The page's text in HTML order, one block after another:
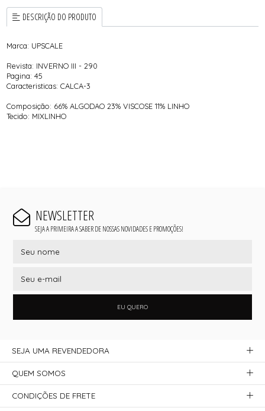
DESCRIÇÃO DO PRODUTO
Marca: UPSCALE
Revista: INVERNO III - 290
Pagina: 45
Caracteristicas: CALCA-3
Composição: 66% ALGODAO 23% VISCOSE 11% LINHO
Tecido: MIXLINHO
NEWSLETTER
SEJA A PRIMEIRA A SABER DE NOSSAS NOVIDADES E PROMOÇÕES!
EU QUERO
SEJA UMA REVENDEDORA
QUEM SOMOS
CONDIÇÕES DE FRETE